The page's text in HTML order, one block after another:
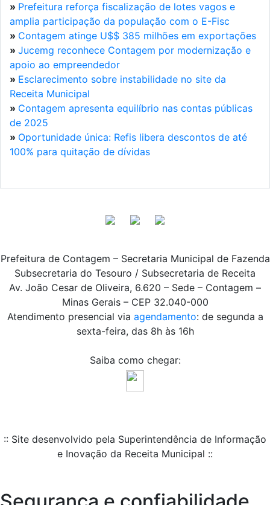
» Prefeitura reforça fiscalização de lotes vagos e
amplia participação da população com o E-Fisc
» Contagem atinge U$$ 385 milhões em exportações
» Jucemg reconhece Contagem por modernização e
apoio ao empreendedor
» Esclarecimento sobre instabilidade no site da
Receita Municipal
» Contagem apresenta equilíbrio nas contas públicas
de 2025
» Oportunidade única: Refis libera descontos de até
100% para quitação de dívidas
Prefeitura de Contagem – Secretaria Municipal de Fazenda
Subsecretaria do Tesouro / Subsecretaria de Receita
Av. João Cesar de Oliveira, 6.620 – Sede – Contagem –
Minas Gerais – CEP 32.040-000
Atendimento presencial via agendamento: de segunda a
sexta-feira, das 8h às 16h
Saiba como chegar:
:: Site desenvolvido pela Superintendência de Informação
e Inovação da Receita Municipal ::